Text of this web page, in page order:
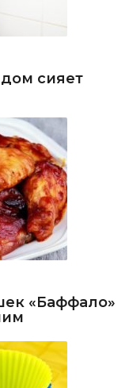
сияет
«Баффало»